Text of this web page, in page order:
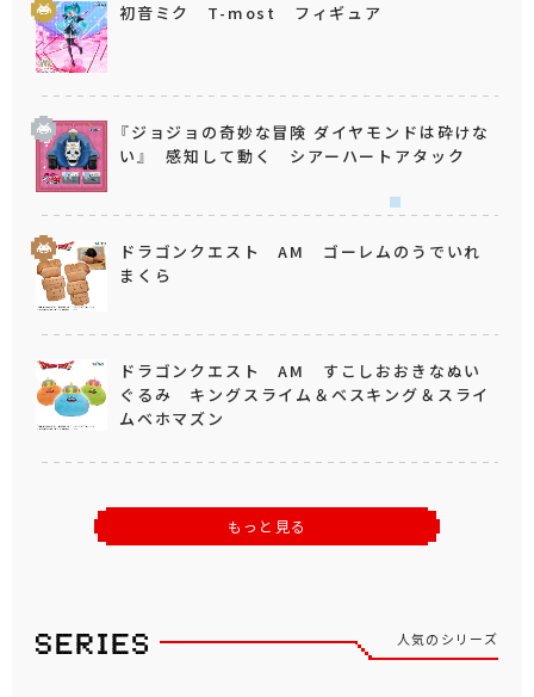
初音ミク T-most フィギュア
『ジョジョの奇妙な冒険 ダイヤモンドは砕けな
い』 感知して動く シアーハートアタック
ドラゴンクエスト AM ゴーレムのうでいれ
まくら
ドラゴンクエスト AM すこしおおきなぬい
ぐるみ キングスライム＆ベスキング＆スライ
ムベホマズン
もっと見る
人気のシリーズ